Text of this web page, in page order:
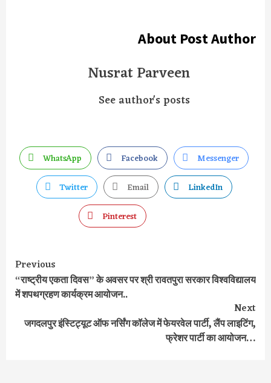
About Post Author
Nusrat Parveen
See author's posts
WhatsApp Facebook
Messenger
Twitter
Email
LinkedIn
Pinterest
Continue
Reading
Previous
“राष्ट्रीय एकता दिवस” के अवसर पर श्री रावतपुरा सरकार विश्वविद्यालय
में शपथग्रहण कार्यक्रम आयोजन..
Next
जगदलपुर इंस्टिट्यूट ऑफ नर्सिंग कॉलेज में फेयरवेल पार्टी, लैंप लाइटिंग,
फ्रेशर पार्टी का आयोजन…